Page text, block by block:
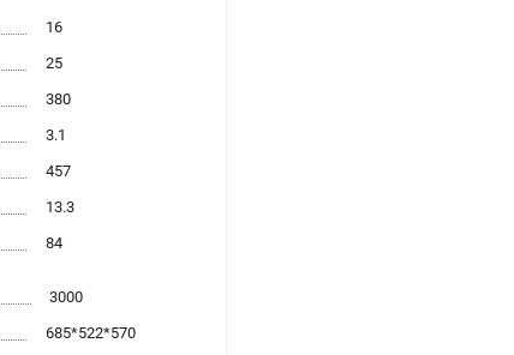
16
25
380
3.1
457
13.3
84
3000
685*522*570